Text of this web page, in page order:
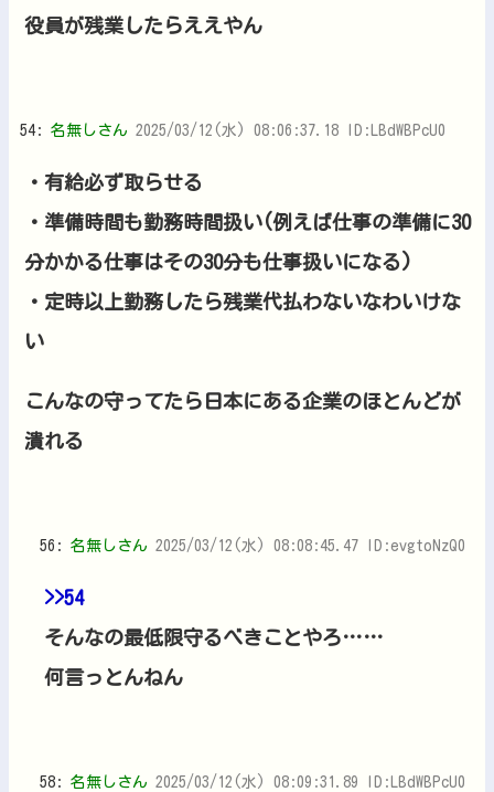
役員が残業したらええやん
54: 名無しさん 2025/03/12(水) 08:06:37.18 ID:LBdWBPcU0
・有給必ず取らせる
・準備時間も勤務時間扱い(例えば仕事の準備に30
分かかる仕事はその30分も仕事扱いになる)
・定時以上勤務したら残業代払わないなわいけな
い
こんなの守ってたら日本にある企業のほとんどが
潰れる
56: 名無しさん 2025/03/12(水) 08:08:45.47 ID:evgtoNzQ0
>>54
そんなの最低限守るべきことやろ……
何言っとんねん
58: 名無しさん 2025/03/12(水) 08:09:31.89 ID:LBdWBPcU0